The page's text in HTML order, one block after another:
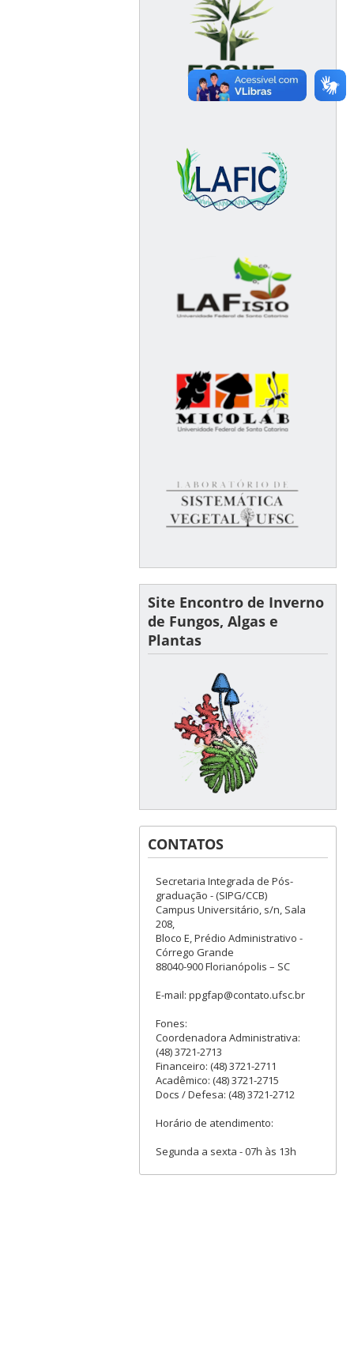
Site Encontro de Inverno
de Fungos, Algas e
Plantas
CONTATOS
Secretaria Integrada de Pós-
graduação - (SIPG/CCB)
Campus Universitário, s/n, Sala
208,
Bloco E, Prédio Administrativo -
Córrego Grande
88040-900 Florianópolis – SC
E-mail: ppgfap@contato.ufsc.br
Fones:
Coordenadora Administrativa:
(48) 3721-2713
Financeiro: (48) 3721-2711
Acadêmico: (48) 3721-2715
Docs / Defesa: (48) 3721-2712
Horário de atendimento:
Segunda a sexta - 07h às 13h